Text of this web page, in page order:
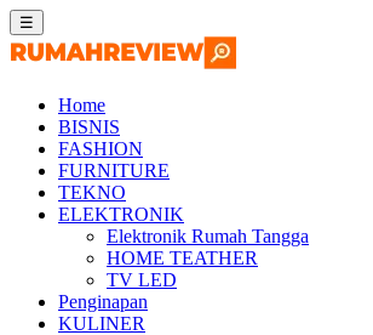
Skip
to
content
☰
Home
BISNIS
FASHION
FURNITURE
TEKNO
ELEKTRONIK
Elektronik Rumah Tangga
HOME TEATHER
TV LED
Penginapan
KULINER